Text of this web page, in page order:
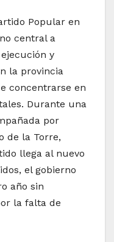
Popular en
central a
y
la provincia
concentrarse en
Durante una
por
de la Torre,
llega al nuevo
el gobierno
año sin
la falta de